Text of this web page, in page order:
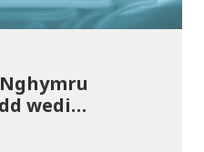
wedi
arfer